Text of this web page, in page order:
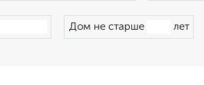
Дом не старше лет